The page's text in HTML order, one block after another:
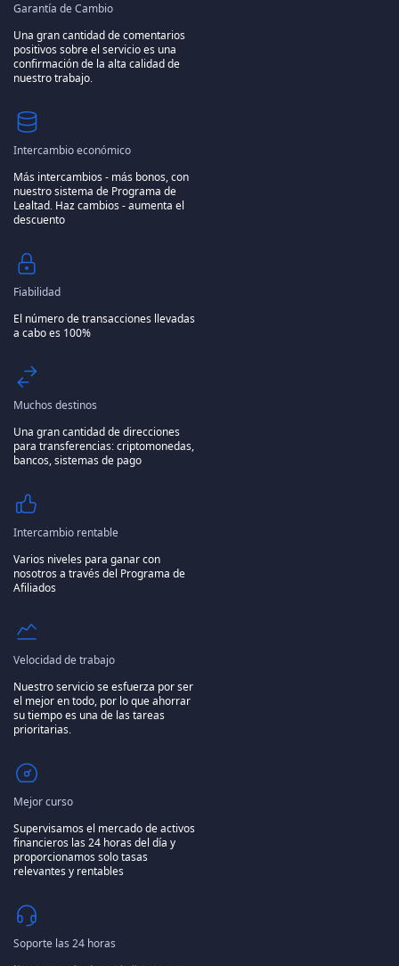
Garantía de Cambio
Una gran cantidad de comentarios
positivos sobre el servicio es una
confirmación de la alta calidad de
nuestro trabajo.
Intercambio económico
Más intercambios - más bonos, con
nuestro sistema de Programa de
Lealtad. Haz cambios - aumenta el
descuento
Fiabilidad
El número de transacciones llevadas
a cabo es 100%
Muchos destinos
Una gran cantidad de direcciones
para transferencias: criptomonedas,
bancos, sistemas de pago
Intercambio rentable
Varios niveles para ganar con
nosotros a través del Programa de
Afiliados
Velocidad de trabajo
Nuestro servicio se esfuerza por ser
el mejor en todo, por lo que ahorrar
su tiempo es una de las tareas
prioritarias.
Mejor curso
Supervisamos el mercado de activos
financieros las 24 horas del día y
proporcionamos solo tasas
relevantes y rentables
Soporte las 24 horas